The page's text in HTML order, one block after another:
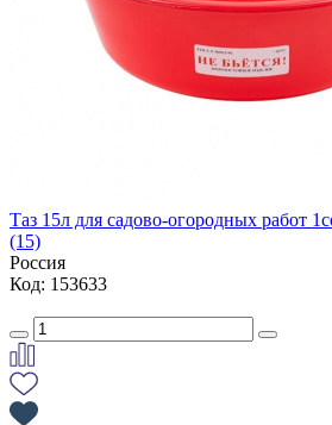
Таз 15л для садово-огородных работ
(15)
Россия
Код: 153633